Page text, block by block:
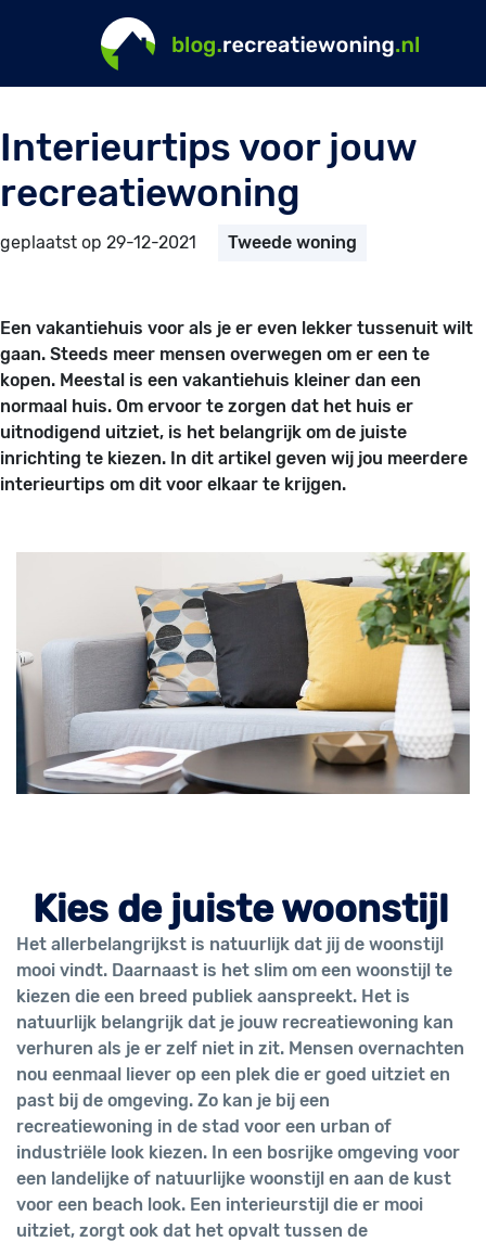
Interieurtips voor jouw
recreatiewoning
geplaatst op 29-12-2021 Tweede woning
Een vakantiehuis voor als je er even lekker tussenuit wilt
gaan. Steeds meer mensen overwegen om er een te
kopen. Meestal is een vakantiehuis kleiner dan een
normaal huis. Om ervoor te zorgen dat het huis er
uitnodigend uitziet, is het belangrijk om de juiste
inrichting te kiezen. In dit artikel geven wij jou meerdere
interieurtips om dit voor elkaar te krijgen.
Kies de juiste woonstijl
Het allerbelangrijkst is natuurlijk dat jij de woonstijl
mooi vindt. Daarnaast is het slim om een woonstijl te
kiezen die een breed publiek aanspreekt. Het is
natuurlijk belangrijk dat je jouw recreatiewoning kan
verhuren als je er zelf niet in zit. Mensen overnachten
nou eenmaal liever op een plek die er goed uitziet en
past bij de omgeving. Zo kan je bij een
recreatiewoning in de stad voor een urban of
industriële look kiezen. In een bosrijke omgeving voor
een landelijke of natuurlijke woonstijl en aan de kust
voor een beach look. Een interieurstijl die er mooi
uitziet, zorgt ook dat het opvalt tussen de